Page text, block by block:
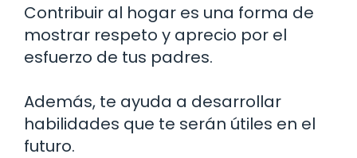
Contribuir al hogar es una forma de
mostrar respeto y aprecio por el
esfuerzo de tus padres.
Además, te ayuda a desarrollar
habilidades que te serán útiles en el
futuro.